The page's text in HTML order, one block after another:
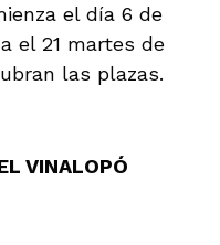
el día 6 de
el 21 martes de
las plazas.
VINALOPÓ